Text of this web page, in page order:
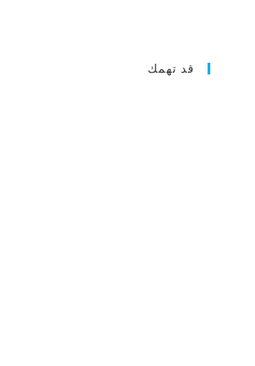
قد تهمك